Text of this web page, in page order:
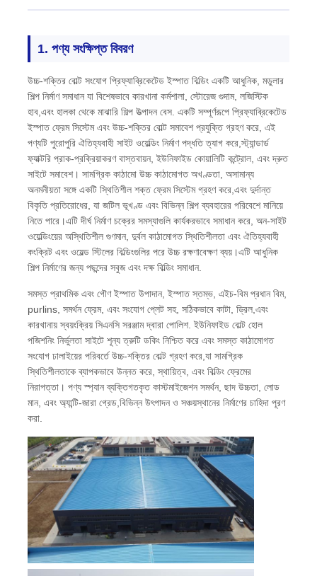
বাড়ি
পণ্য
আমাদের সম্বন্ধে
কারখানা পরিদর্শন
গুণমান নিয়ন্ত্রণ
আমাদের সাথে যোগাযোগ করুন
খবর
মামলা
ব্লগ
একটি উদ্ধৃতি অনুরোধ করুন
1. পণ্য সংক্ষিপ্ত বিবরণ
উচ্চ-শক্তির বোল্ট সংযোগ প্রিফ্যাব্রিকেটেড ইস্পাত বিল্ডিং একটি আধুনিক, মডুলার
শিল্প নির্মাণ সমাধান যা বিশেষভাবে কারখানা কর্মশালা, স্টোরেজ গুদাম, লজিস্টিক
হাব,এবং হালকা থেকে মাঝারি শিল্প উত্পাদন বেস. একটি সম্পূর্ণরূপে প্রিফ্যাব্রিকেটেড
ইস্পাত ফ্রেম সিস্টেম এবং উচ্চ-শক্তির বোল্ট সমাবেশ প্রযুক্তি গ্রহণ করে, এই
পণ্যটি পুরোপুরি ঐতিহ্যবাহী সাইট ওয়েল্ডিং নির্মাণ পদ্ধতি ত্যাগ করে,স্ট্যান্ডার্ড
ফ্যাক্টরি প্রাক-প্রক্রিয়াকরণ বাস্তবায়ন, ইউনিফাইড কোয়ালিটি কন্ট্রোল, এবং দ্রুত
সাইটে সমাবেশ। সামগ্রিক কাঠামো উচ্চ কাঠামোগত অখণ্ডতা, অসামান্য
অনমনীয়তা সঙ্গে একটি স্থিতিশীল শক্ত ফ্রেম সিস্টেম গ্রহণ করে,এবং দুর্দান্ত
বিকৃতি প্রতিরোধের, যা জটিল ভূখণ্ড এবং বিভিন্ন শিল্প ব্যবহারের পরিবেশে মানিয়ে
নিতে পারে।এটি দীর্ঘ নির্মাণ চক্রের সমস্যাগুলি কার্যকরভাবে সমাধান করে, অন-সাইট
ওয়েল্ডিংয়ের অস্থিতিশীল গুণমান, দুর্বল কাঠামোগত স্থিতিশীলতা এবং ঐতিহ্যবাহী
কংক্রিট এবং ওয়েল্ড স্টিলের বিল্ডিংগুলির পরে উচ্চ রক্ষণাবেক্ষণ ব্যয়।এটি আধুনিক
শিল্প নির্মাণের জন্য পছন্দের সবুজ এবং দক্ষ বিল্ডিং সমাধান.
সমস্ত প্রাথমিক এবং গৌণ ইস্পাত উপাদান, ইস্পাত স্তম্ভ, এইচ-বিম প্রধান বিম,
purlins, সমর্থন ফ্রেম, এবং সংযোগ প্লেট সহ, সঠিকভাবে কাটা, ড্রিল,এবং
কারখানায় স্বয়ংক্রিয় সিএনসি সরঞ্জাম দ্বারা পোলিশ. ইউনিফাইড বোল্ট হোল
পজিশনিং নির্ভুলতা সাইটে শূন্য ত্রুটি ডকিং নিশ্চিত করে এবং সমস্ত কাঠামোগত
সংযোগ ঢালাইয়ের পরিবর্তে উচ্চ-শক্তির বোল্ট গ্রহণ করে,যা সামগ্রিক
স্থিতিশীলতাকে ব্যাপকভাবে উন্নত করে, স্থায়িত্ব, এবং বিল্ডিং ফ্রেমের
নিরাপত্তা। পণ্য স্প্যান ব্যক্তিগতকৃত কাস্টমাইজেশন সমর্থন, ছাদ উচ্চতা, লোড
মান, এবং অ্যান্টি-জারা গ্রেড,বিভিন্ন উৎপাদন ও সঞ্চয়স্থানের নির্মাণের চাহিদা পূরণ
করা.